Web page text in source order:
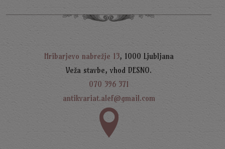
Hribarjevo nabrežje 13, 1000 Ljubljana
Veža stavbe, vhod DESNO.
070 396 371
antikvariat.alef@gmail.com